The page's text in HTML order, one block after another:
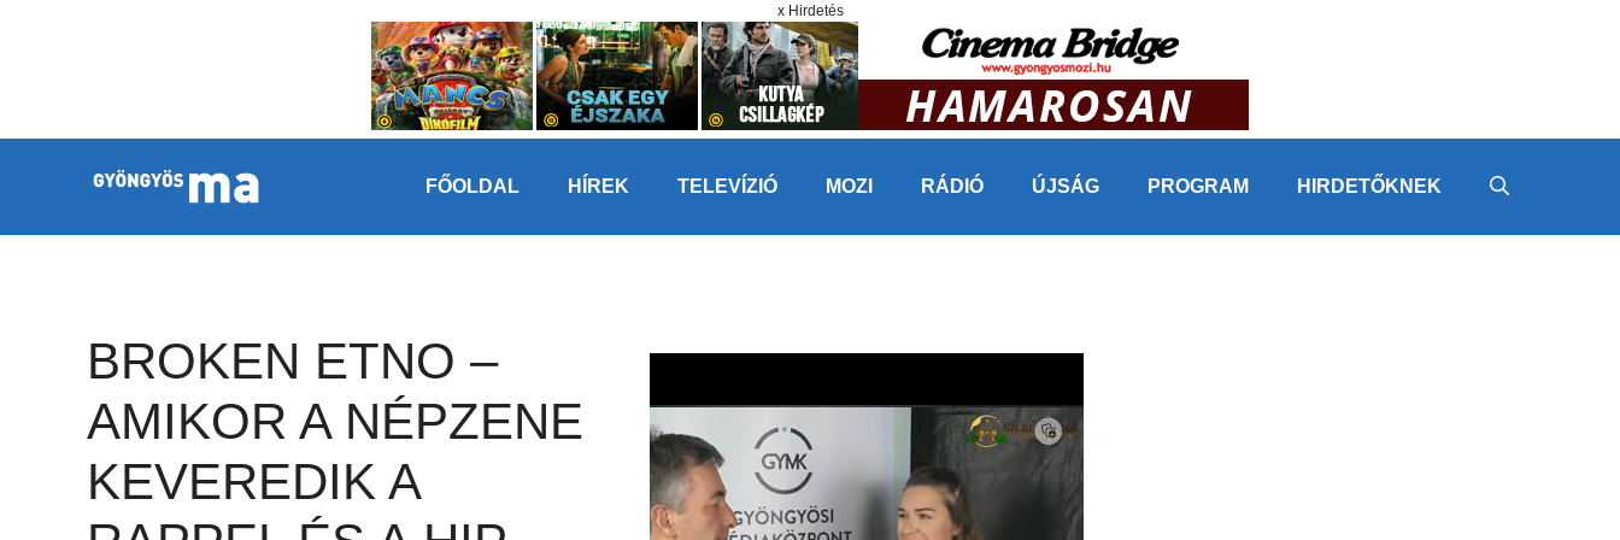
x Hirdetés
FŐOLDAL HÍREK TELEVÍZIÓ MOZI RÁDIÓ ÚJSÁG PROGRAM HIRDETŐKNEK
BROKEN ETNO –
AMIKOR A NÉPZENE
KEVEREDIK A